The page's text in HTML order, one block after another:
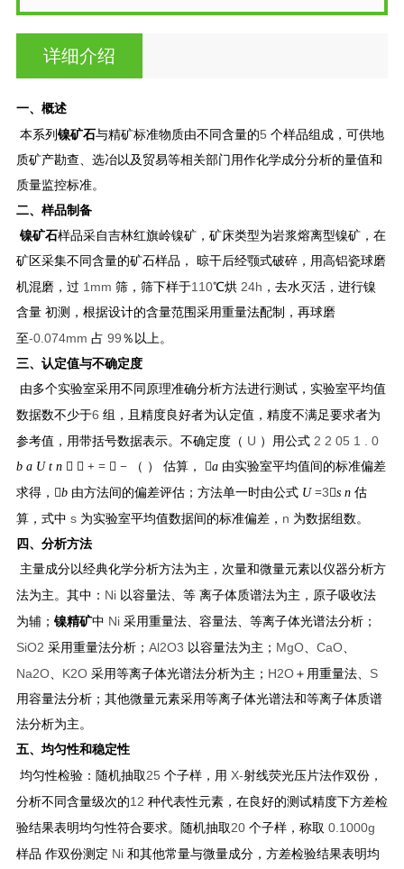
详细介绍
一、概述
本系列 镍矿石与精矿标准物质由不同含量的5 个样品组成，可供地
质矿产勘查、选冶以及贸易等相关部门用作化学成分分析的量值和
质量监控标准。
二、样品制备
镍矿石样品采自吉林红旗岭镍矿，矿床类型为岩浆熔离型镍矿，在
矿区采集不同含量的矿石样品， 晾干后经颚式破碎，用高铝瓷球磨
机混磨，过 1mm 筛，筛下样于110℃烘 24h ，去水灭活，进行镍
含量 初测，根据设计的含量范围采用重量法配制，再球磨
至-0.074mm 占 99 ％以上。
三、认定值与不确定度
由多个实验室采用不同原理准确分析方法进行测试，实验室平均值
数据数不少于6 组，且精度良好者为认定值，精度不满足要求者为
参考值，用带括号数据表示。不确定度（ U ）用公式 2 2 05 1 . 0
b a U t n   + =  − （ ） 估算， a 由实验室平均值间的标准偏差
求得， b 由方法间的偏差评估；方法单一时由公式 U =3s n 估
算，式中 s 为实验室平均值数据间的标准偏差， n 为数据组数。
四、分析方法
主量成分以经典化学分析方法为主，次量和微量元素以仪器分析方
法为主。其中： Ni 以容量法、等 离子体质谱法为主，原子吸收法
为辅； 镍精矿中 Ni 采用重量法、容量法、等离子体光谱法分析；
SiO2 采用重量法分析； Al2O3 以容量法为主； MgO、 CaO、
Na2O、 K2O 采用等离子体光谱法分析为主； H2O＋ 用重量法、 S
用容量法分析；其他微量元素采用等离子体光谱法和等离子体质谱
法分析为主。
五、均匀性和稳定性
均匀性检验：随机抽取 25 个子样，用 X-射线荧光压片法作双份，
分析不同含量级次的12 种代表性元素，在良好的测试精度下方差检
验结果表明均匀性符合要求。随机抽取 20 个子样，称取 0.1000g
样品 作双份测定 Ni 和其他常量与微量成分，方差检验结果表明均